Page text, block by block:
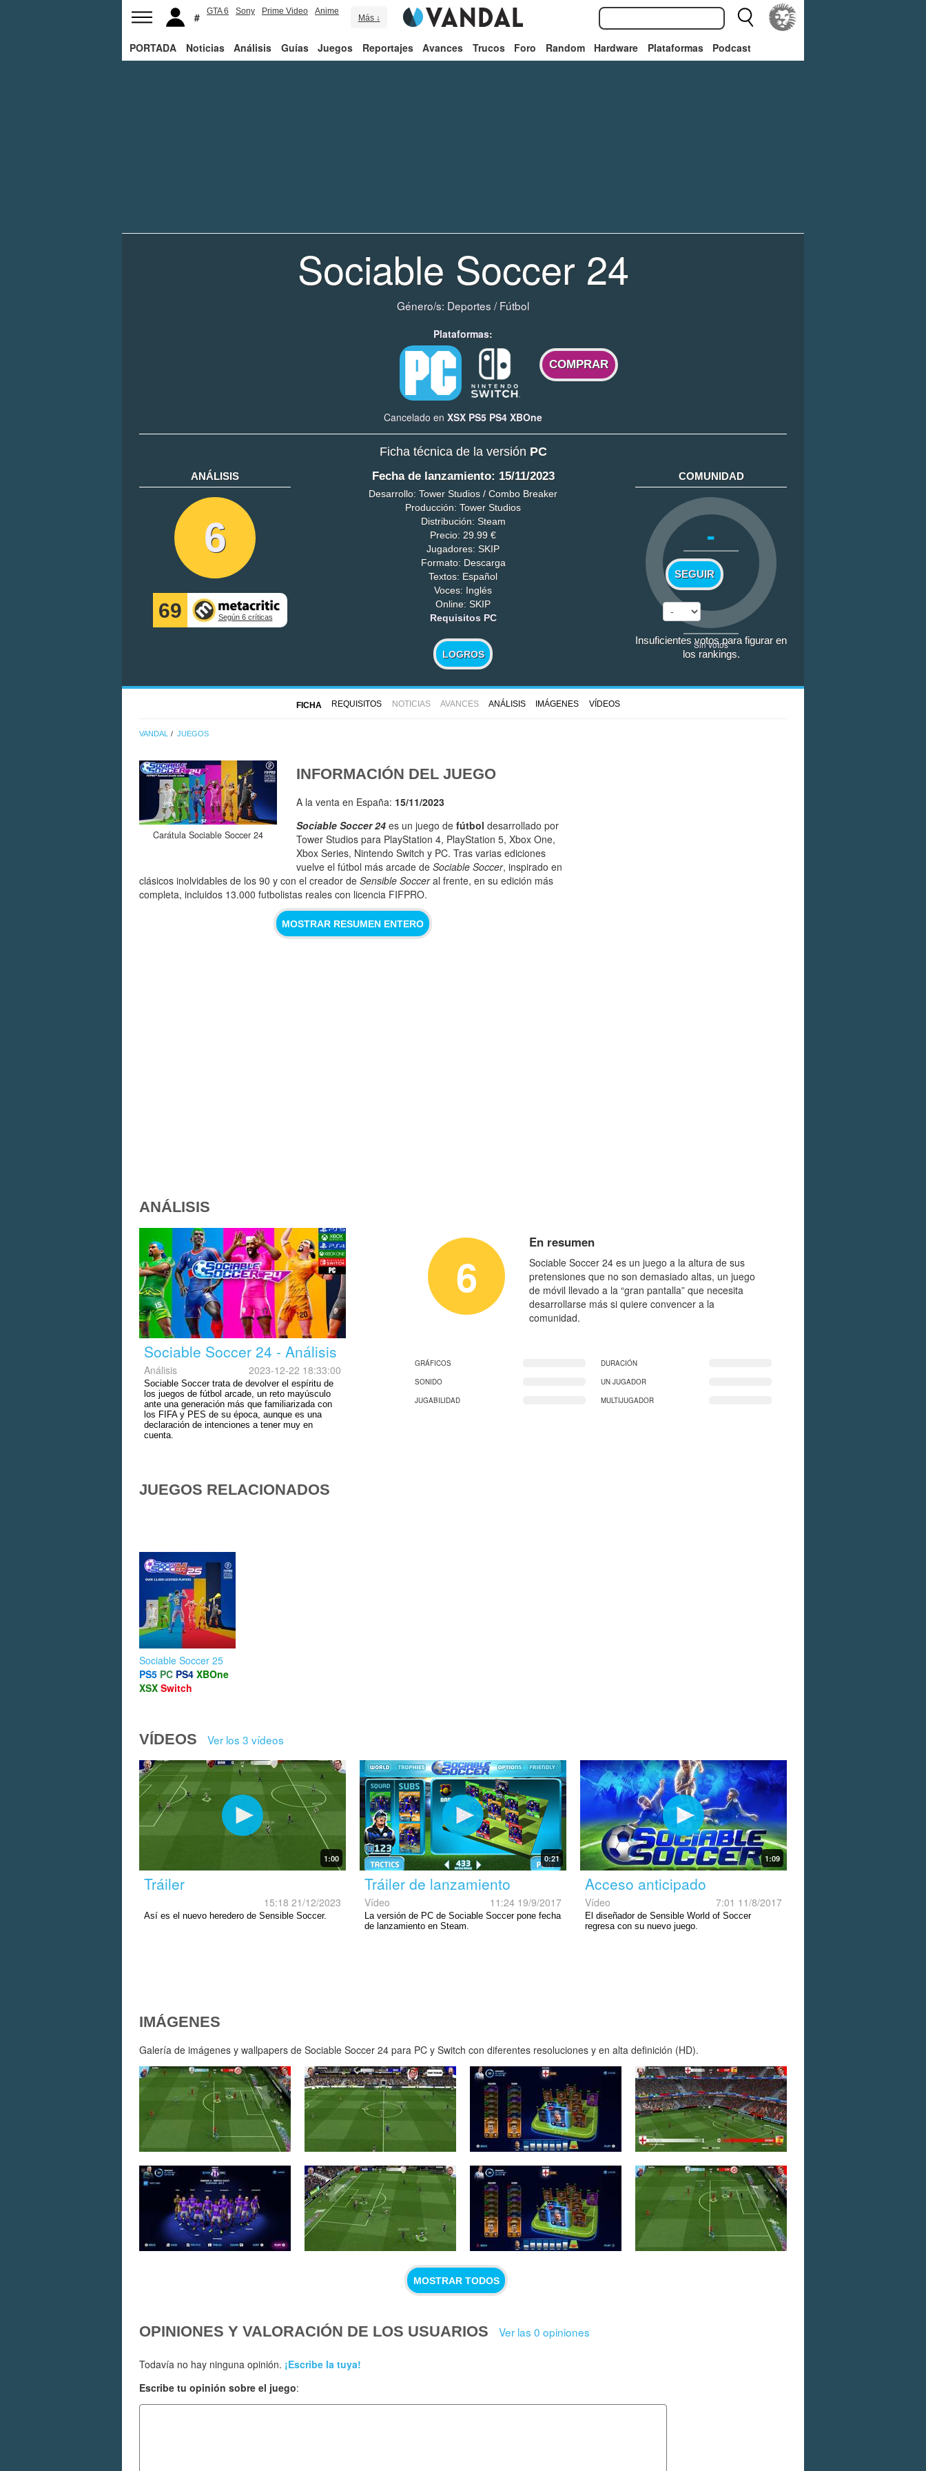
GTA 6 Sony Prime Video Anime
Más ↓
PORTADA Noticias Análisis Guías Juegos Reportajes Avances Trucos Foro Random Hardware Plataformas Podcast
Sociable Soccer 24
Género/s: Deportes/Fútbol
Plataformas:
COMPRAR
Cancelado en XSX PS5 PS4 XBOne
Ficha técnica de la versión PC
ANÁLISIS
6
69 Según 6 críticas
Fecha de lanzamiento: 15/11/2023
Desarrollo: Tower Studios / Combo Breaker
Producción: Tower Studios
Distribución: Steam
Precio: 29.99 €
Jugadores: SKIP
Formato: Descarga
Textos: Español
Voces: Inglés
Online: SKIP
Requisitos PC
LOGROS
COMUNIDAD
-
SEGUIR
Sin votos
Insuficientes votos para figurar en
los rankings.
FICHA REQUISITOS NOTICIAS AVANCES ANÁLISIS IMÁGENES VÍDEOS
VANDAL JUEGOS
Carátula Sociable Soccer 24
INFORMACIÓN DEL JUEGO
A la venta en España: 15/11/2023
Sociable Soccer 24 es un juego de fútbol desarrollado por
Tower Studios para PlayStation 4, PlayStation 5, Xbox One,
Xbox Series, Nintendo Switch y PC. Tras varias ediciones
vuelve el fútbol más arcade de Sociable Soccer, inspirado en
clásicos inolvidables de los 90 y con el creador de Sensible Socceral frente, en su edición más
completa, incluidos 13.000 futbolistas reales con licencia FIFPRO.
MOSTRAR RESUMEN ENTERO
ANÁLISIS
Sociable Soccer 24 - Análisis
Análisis 2023-12-22 18:33:00
Sociable Soccer trata de devolver el espíritu de
los juegos de fútbol arcade, un reto mayúsculo
ante una generación más que familiarizada con
los FIFA y PES de su época, aunque es una
declaración de intenciones a tener muy en
cuenta.
6
En resumen
Sociable Soccer 24 es un juego a la altura de sus
pretensiones que no son demasiado altas, un juego
de móvil llevado a la “gran pantalla” que necesita
desarrollarse más si quiere convencer a la
comunidad.
GRÁFICOS
DURACIÓN
SONIDO
UN JUGADOR
JUGABILIDAD
MULTIJUGADOR
JUEGOS RELACIONADOS
Sociable Soccer 25
PS5 PC PS4 XBOne
XSX Switch
VÍDEOS Ver los 3 vídeos
1:00
Tráiler
15:18 21/12/2023
Así es el nuevo heredero de Sensible Soccer.
0:21
Tráiler de lanzamiento
Vídeo 11:24 19/9/2017
La versión de PC de Sociable Soccer pone fecha
de lanzamiento en Steam.
1:09
Acceso anticipado
Vídeo 7:01 11/8/2017
El diseñador de Sensible World of Soccer
regresa con su nuevo juego.
IMÁGENES
Galería de imágenes y wallpapers de Sociable Soccer 24 para PC y Switch con diferentes resoluciones y en alta definición (HD).
MOSTRAR TODOS
OPINIONES Y VALORACIÓN DE LOS USUARIOS Ver las 0 opiniones
Todavía no hay ninguna opinión. ¡Escribe la tuya!
Escribe tu opinión sobre el juego: